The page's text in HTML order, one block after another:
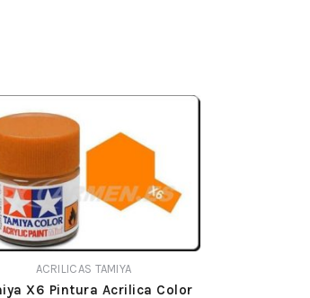
ACRILICAS TAMIYA
X6 Pintura Acrilica Color